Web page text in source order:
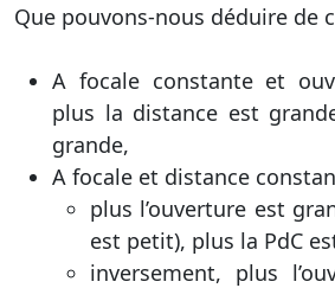
Que pouvons-nous déduire de
A focale constante et
plus la distance est
grande,
A focale et distance
plus l’ouverture est
est petit), plus la PdC
inversement, plus